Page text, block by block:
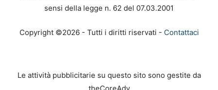
sensi della legge n. 62 del 07.03.2001
Copyright ©2026 - Tutti i diritti riservati - Contattaci
Le attività pubblicitarie su questo sito sono gestite da
theCoreAdv